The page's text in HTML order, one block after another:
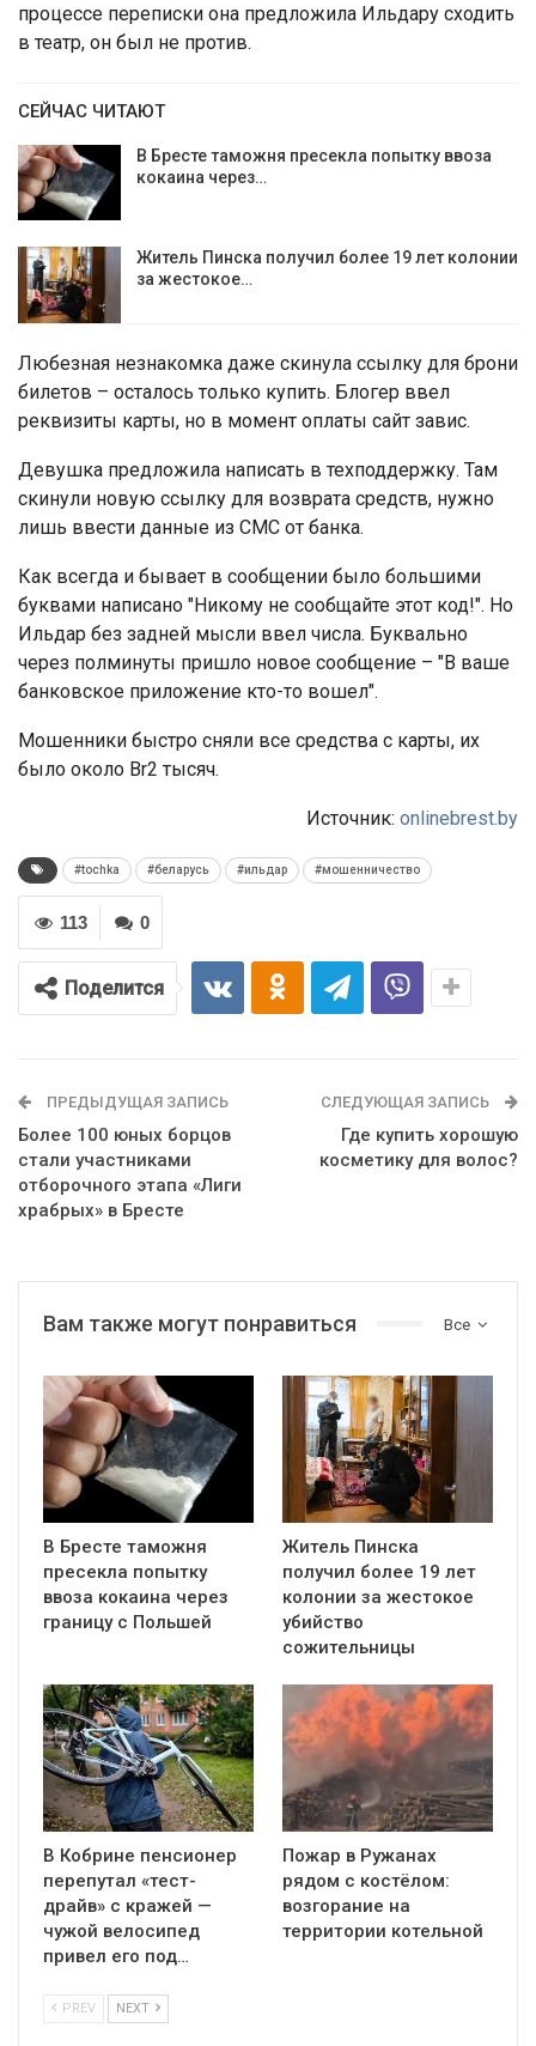
процессе переписки она предложила Ильдару сходить
в театр, он был не против.
СЕЙЧАС ЧИТАЮТ
В Бресте таможня пресекла попытку ввоза
кокаина через…
Житель Пинска получил более 19 лет колонии
за жестокое…
Любезная незнакомка даже скинула ссылку для брони
билетов – осталось только купить. Блогер ввел
реквизиты карты, но в момент оплаты сайт завис.
Девушка предложила написать в техподдержку. Там
скинули новую ссылку для возврата средств, нужно
лишь ввести данные из СМС от банка.
Как всегда и бывает в сообщении было большими
буквами написано "Никому не сообщайте этот код!". Но
Ильдар без задней мысли ввел числа. Буквально
через полминуты пришло новое сообщение – "В ваше
банковское приложение кто-то вошел".
Мошенники быстро сняли все средства с карты, их
было около Br2 тысяч.
Источник: onlinebrest.by
#tochka #беларусь #ильдар #мошенничество
0
113
Поделится
ПРЕДЫДУЩАЯ ЗАПИСЬ
Более 100 юных борцов
стали участниками
отборочного этапа «Лиги
храбрых» в Бресте
СЛЕДУЮЩАЯ ЗАПИСЬ
Где купить хорошую
косметику для волос?
Все
Вам также могут понравиться
В Бресте таможня
пресекла попытку
ввоза кокаина через
границу с Польшей
Житель Пинска
получил более 19 лет
колонии за жестокое
убийство
сожительницы
В Кобрине пенсионер
перепутал «тест-
драйв» с кражей —
чужой велосипед
привел его под…
Пожар в Ружанах
рядом с костёлом:
возгорание на
территории котельной
PREV NEXT